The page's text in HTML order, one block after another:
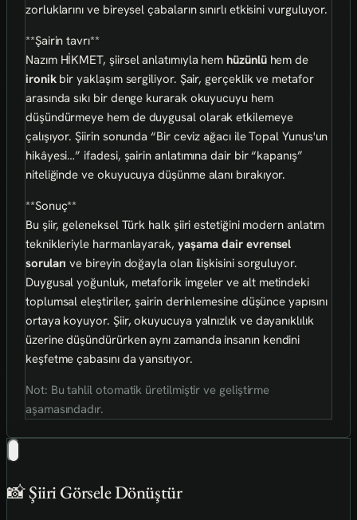
zorluklarını ve bireysel çabaların sınırlı etkisini vurguluyor.
**Şairin tavrı**
Nazım HİKMET, şiirsel anlatımıyla hem hüzünlühem de
ironikbir yaklaşım sergiliyor. Şair, gerçeklik ve metafor
arasında sıkı bir denge kurarak okuyucuyu hem
düşündürmeye hem de duygusal olarak etkilemeye
çalışıyor. Şiirin sonunda “Bir ceviz ağacı ile Topal Yunus'un
hikâyesi…” ifadesi, şairin anlatımına dair bir “kapanış”
niteliğinde ve okuyucuya düşünme alanı bırakıyor.
**Sonuç**
Bu şiir, geleneksel Türk halk şiiri estetiğini modern anlatım
teknikleriyle harmanlayarak, yaşama dair evrensel
soruları ve bireyin doğayla olan ilişkisini sorguluyor.
Duygusal yoğunluk, metaforik imgeler ve alt metindeki
toplumsal eleştiriler, şairin derinlemesine düşünce yapısını
ortaya koyuyor. Şiir, okuyucuya yalnızlık ve dayanıklılık
üzerine düşündürürken aynı zamanda insanın kendini
keşfetme çabasını da yansıtıyor.
Not: Bu tahlil otomatik üretilmiştir ve geliştirme
aşamasındadır.
📸 Şiiri Görsele Dönüştür